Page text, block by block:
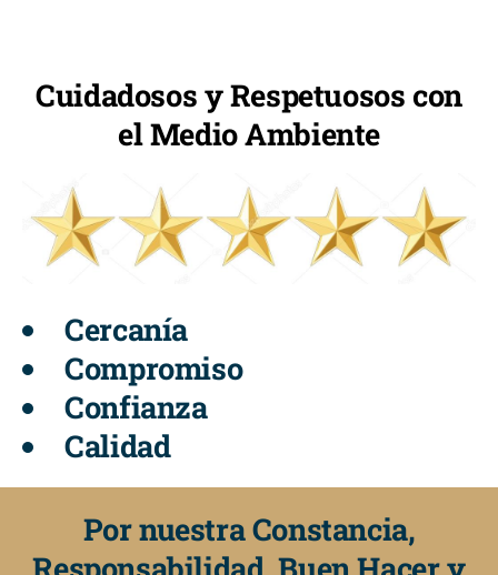
Cuidadosos y Respetuosos con
el Medio Ambiente
Cercanía
Compromiso
Confianza
Calidad
Por nuestra Constancia,